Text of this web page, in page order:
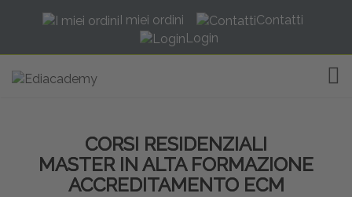
I miei ordini
Contatti
Login
CORSI RESIDENZIALI
MASTER IN ALTA FORMAZIONE
ACCREDITAMENTO ECM